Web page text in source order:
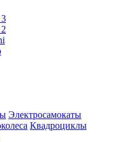
Электросамокаты
Квадроциклы